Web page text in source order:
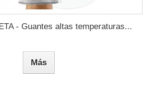
- Guantes altas temperaturas...
Más